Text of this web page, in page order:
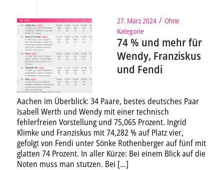
27. März 2024 / Ohne
Kategorie
74 % und mehr für
Wendy, Franziskus
und Fendi
Aachen im Überblick: 34 Paare, bestes deutsches Paar
Isabell Werth und Wendy mit einer technisch
fehlerfreien Vorstellung und 75,065 Prozent. Ingrid
Klimke und Franziskus mit 74,282 % auf Platz vier,
gefolgt von Fendi unter Sönke Rothenberger auf fünf mit
glatten 74 Prozent. In aller Kürze: Bei einem Blick auf die
Noten muss man stutzen. Bei […]